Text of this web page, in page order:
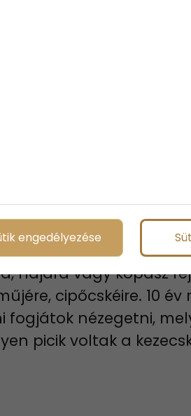
barátok, ünnepek,… s
készültek, milyen ünnep
múlásával könnyebb
anélkül, hogy
hajára vagy kopasz
cipőcskéire. 10 év
nézegetni,
picik voltak a
engedélyezése